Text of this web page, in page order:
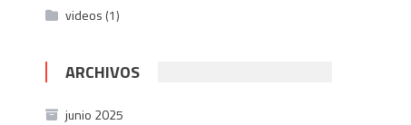
videos (1)
ARCHIVOS
junio 2025